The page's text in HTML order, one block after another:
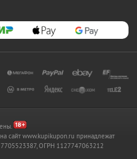
сайт www.kupikupon.ru принадлежат
ОГРН 1127747063212